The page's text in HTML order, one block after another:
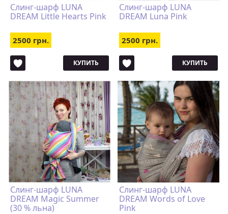
Слинг-шарф LUNA
DREAM Little Hearts Pink
2500 грн.
КУПИТЬ
Слинг-шарф LUNA
DREAM Luna Pink
2500 грн.
КУПИТЬ
Слинг-шарф LUNA
DREAM Magic Summer
(30 % льна)
Слинг-шарф LUNA
DREAM Words of Love
Pink